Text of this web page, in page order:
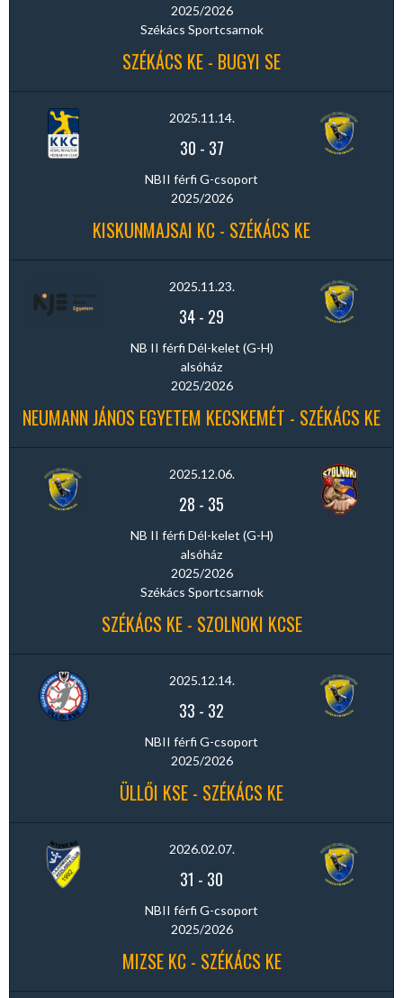
2025/2026
Székács Sportcsarnok
SZÉKÁCS KE - BUGYI SE
2025.11.14.
30 - 37
NBII férfi G-csoport
2025/2026
KISKUNMAJSAI KC - SZÉKÁCS KE
2025.11.23.
34- 29
NB II férfi Dél-kelet (G-H)
alsóház
2025/2026
NEUMANN JÁNOS EGYETEM KECSKEMÉT - SZÉKÁCS KE
2025.12.06.
28 - 35
NB II férfi Dél-kelet (G-H)
alsóház
2025/2026
Székács Sportcsarnok
SZÉKÁCS KE - SZOLNOKI KCSE
2025.12.14.
33 - 32
NBII férfi G-csoport
2025/2026
ÜLLŐI KSE - SZÉKÁCS KE
2026.02.07.
31 - 30
NBII férfi G-csoport
2025/2026
MIZSE KC - SZÉKÁCS KE